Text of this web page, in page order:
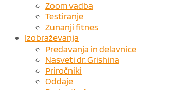
Zoom vadba
Testiranje
Zunanji fitnes
Izobraževanja
Predavanja in delavnice
Nasveti dr. Grishina
Priročniki
Oddaje